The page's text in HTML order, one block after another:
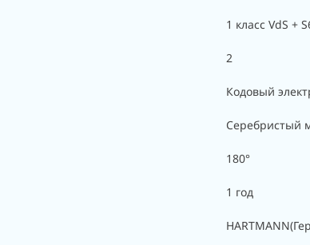
1 класс VdS +
2
Кодовый
Cеребристый
180°
1 год